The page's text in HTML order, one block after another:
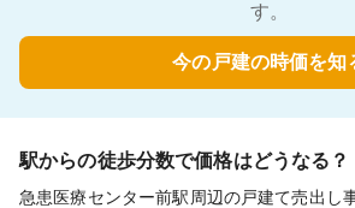
す。
今の戸建の時価を知
駅からの徒歩分数で価格はどうなる？
急患医療センター前駅周辺の戸建て売出し